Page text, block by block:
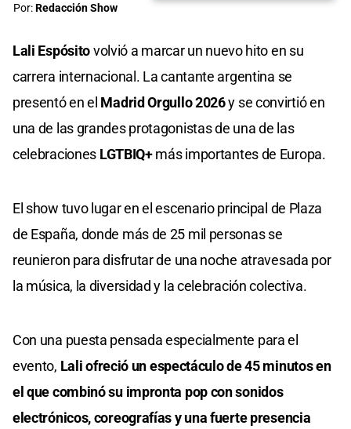
Por:Redacción Show
Lali Espósitovolvió a marcar un nuevo hito en su
carrera internacional. La cantante argentina se
presentó en el Madrid Orgullo 2026y se convirtió en
una de las grandes protagonistas de una de las
celebraciones LGTBIQ+más importantes de Europa.
El show tuvo lugar en el escenario principal de Plaza
de España, donde más de 25 mil personas se
reunieron para disfrutar de una noche atravesada por
la música, la diversidad y la celebración colectiva.
Con una puesta pensada especialmente para el
evento, Lali ofreció un espectáculo de 45 minutos en
el que combinó su impronta pop con sonidos
electrónicos, coreografías y una fuerte presencia